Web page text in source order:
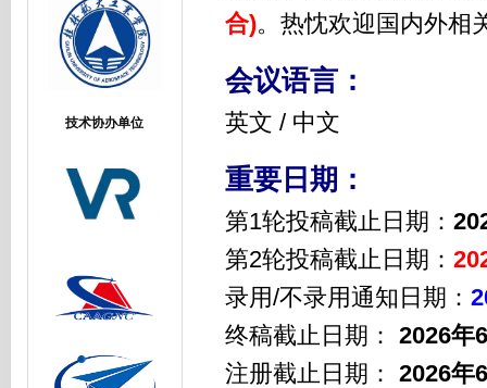
技术协办单位
合)。 热忱欢迎国内外相
会议语言：
英文 / 中文
重要日期：
第1轮投稿截止日期：
第2轮投稿截止日期：
录用/不录用通知日期：
终稿截止日期： 2026年
注册截止日期： 2026年